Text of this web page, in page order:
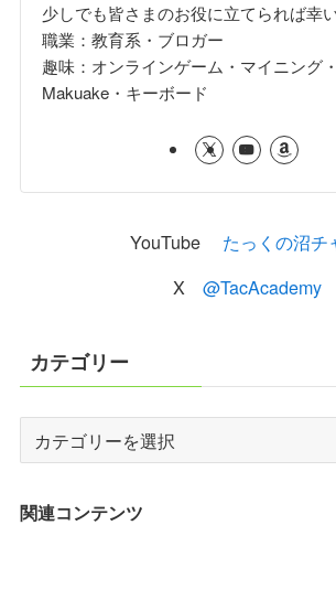
少しでも皆さまのお役に立てられば幸
職業：教育系・ブロガー
趣味：オンラインゲーム・マイニング
Makuake・キーボード
YouTube たっくの沼チ
X @TacAcademy
カテゴリー
テ
リ
関連コンテンツ